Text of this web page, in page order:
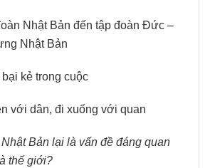
Nhật Bản đến tập đoàn Đức –
Nhật Bản
kẻ trong cuộc
với dân, đi xuống với quan
Bản lại là vấn đề đáng quan
thế giới?